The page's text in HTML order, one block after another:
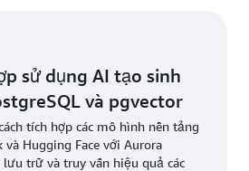
sử dụng AI tạo sinh
và pgvector
tích hợp các mô hình nền tảng
Hugging Face với Aurora
lưu trữ và truy vấn hiệu quả các